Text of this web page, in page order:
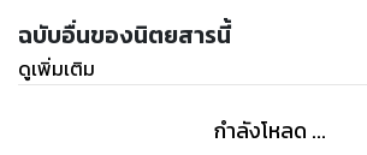
ฉบับอื่นของนิตยสารนี้
ดูเพิ่มเติม
กำลังโหลด ...